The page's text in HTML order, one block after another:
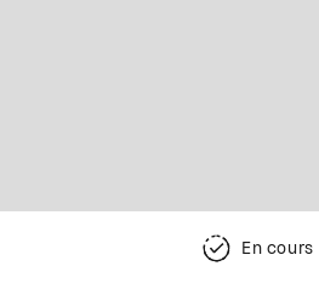
En cours